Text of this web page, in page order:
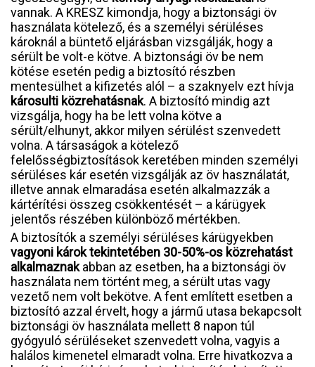
vannak. A KRESZ kimondja, hogy a biztonsági öv
használata kötelező, és a személyi sérüléses
károknál a büntető eljárásban vizsgálják, hogy a
sérült be volt-e kötve. A biztonsági öv be nem
kötése esetén pedig a biztosító részben
mentesülhet a kifizetés alól – a szaknyelv ezt hívja
károsulti közrehatásnak. A biztosító mindig azt
vizsgálja, hogy ha be lett volna kötve a
sérült/elhunyt, akkor milyen sérülést szenvedett
volna. A társaságok a kötelező
felelősségbiztosítások keretében minden személyi
sérüléses kár esetén vizsgálják az öv használatát,
illetve annak elmaradása esetén alkalmazzák a
kártérítési összeg csökkentését – a kárügyek
jelentős részében különböző mértékben.
A biztosítók a személyi sérüléses kárügyekben
vagyoni károk tekintetében 30-50%-os közrehatást
alkalmaznakabban az esetben, ha a biztonsági öv
használata nem történt meg, a sérült utas vagy
vezető nem volt bekötve. A fent említett esetben a
biztosító azzal érvelt, hogy a jármű utasa bekapcsolt
biztonsági öv használata mellett 8 napon túl
gyógyuló sérüléseket szenvedett volna, vagyis a
halálos kimenetel elmaradt volna. Erre hivatkozva a